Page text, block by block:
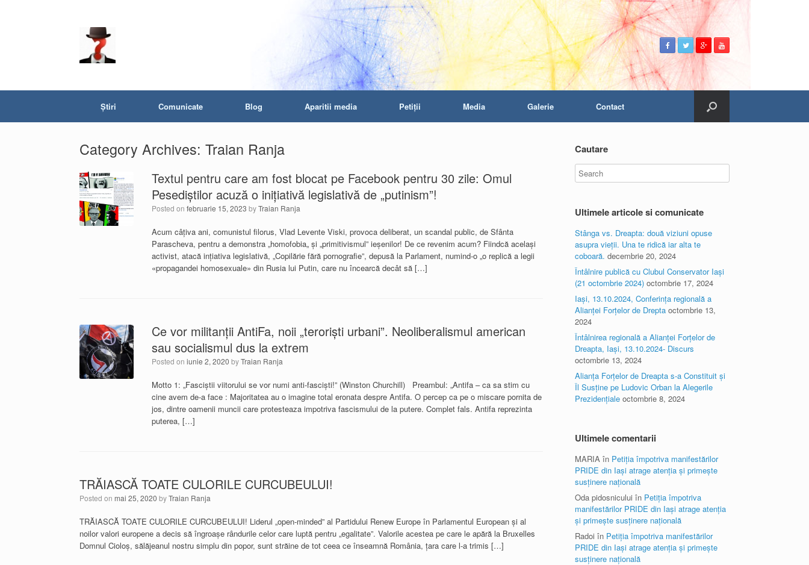
Știri Comunicate Blog Aparitii media Petiţii Media Galerie Contact
Category Archives: Traian Ranja
Textul pentru care am fost blocat pe Facebook pentru 30 zile: Omul
Pesediștilor acuză o inițiativă legislativă de „putinism”!
Posted onfebruarie 15, 2023 byTraian Ranja
Acum câțiva ani, comunistul filorus, Vlad Levente Viski, provoca deliberat, un scandal public, de Sfânta
Parascheva, pentru a demonstra „homofobia„ și „primitivismul” ieșenilor! De ce revenim acum? Fiindcă același
activist, atacă ințiativa legislativă, „Copilărie fără pornografie”, depusă la Parlament, numind-o „o replică a legii
«propagandei homosexuale» din Rusia lui Putin, care nu încearcă decât să […]
Ce vor militanții AntiFa, noii „teroriști urbani”. Neoliberalismul american
sau socialismul dus la extrem
Posted oniunie 2, 2020 byTraian Ranja
Motto 1: „Fasciștii viitorului se vor numi anti-fasciști!” (Winston Churchill) Preambul: „Antifa – ca sa stim cu
cine avem de-a face : Majoritatea au o imagine total eronata despre Antifa. O percep ca pe o miscare pornita de
jos, dintre oamenii muncii care protesteaza impotriva fascismului de la putere. Complet fals. Antifa reprezinta
puterea, […]
TRĂIASCĂ TOATE CULORILE CURCUBEULUI!
Posted on mai 25, 2020 byTraian Ranja
TRĂIASCĂ TOATE CULORILE CURCUBEULUI! Liderul „open-minded” al Partidului Renew Europe în Parlamentul European și al
noilor valori europene a decis să îngroașe rândurile celor care luptă pentru „egalitate”. Valorile acestea pe care le apără la Bruxelles
Domnul Cioloș, sălăjeanul nostru simplu din popor, sunt străine de tot ceea ce înseamnă România, țara care l-a trimis […]
Cautare
Ultimele articole si comunicate
Stânga vs. Dreapta: două viziuni opuse
asupra vieții. Una te ridică iar alta te
coboară. decembrie 20, 2024
Întâlnire publică cu Clubul Conservator Iași
(21 octombrie 2024) octombrie 17, 2024
Iași, 13.10.2024, Conferința regională a
Alianței Forțelor de Drepta octombrie 13,
2024
Întâlnirea regională a Alianței Forțelor de
Dreapta, Iași, 13.10.2024- Discurs
octombrie 13, 2024
Alianța Forțelor de Dreapta s-a Constituit și
Îl Susține pe Ludovic Orban la Alegerile
Prezidențiale octombrie 8, 2024
Ultimele comentarii
MARIA în Petiția împotriva manifestărilor
PRIDE din Iași atrage atenția și primește
susținere națională
Oda pidosnicului în Petiția împotriva
manifestărilor PRIDE din Iași atrage atenția
și primește susținere națională
Radoi în Petiția împotriva manifestărilor
PRIDE din Iași atrage atenția și primește
susținere națională